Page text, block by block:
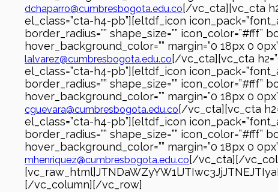
dchaparro@cumbresbogota.edu.co [/vc_cta][vc_cta
el_class=”cta-h4-pb”][eltdf_icon
border_radius=”” shape_size=”” icon_color=”#fff”
hover_background_color=”” margin=”0 18px 0
lalvarez@cumbresbogota.edu.co [/vc_cta][vc_cta
el_class=”cta-h4-pb”][eltdf_icon
border_radius=”” shape_size=”” icon_color=”#fff”
hover_background_color=”” margin=”0 18px 0
cguevara@cumbresbogota.edu.co [/vc_cta][vc_cta
el_class=”cta-h4-pb”][eltdf_icon
border_radius=”” shape_size=”” icon_color=”#fff”
hover_background_color=”” margin=”0 18px 0
mhenriquez@cumbresbogota.edu.co [/vc_cta][/
[/vc_column][/vc_row]